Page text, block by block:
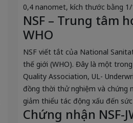
0,4 nanomet, kích thước bằng
NSF – Trung tâm
WHO
NSF viết tắt của National
thế giới (WHO). Đây là một
Quality Association, UL-
đồng thời thử nghiệm và chứng
giảm thiểu tác động xấu đến
Chứng nhận NSF-